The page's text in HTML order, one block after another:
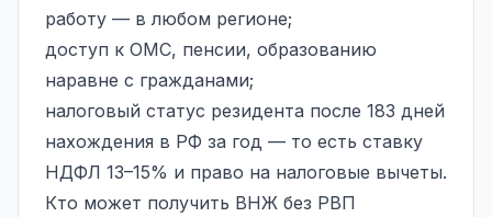
работу — в любом регионе;
доступ к ОМС, пенсии, образованию
наравне с гражданами;
налоговый статус резидента после 183 дней
нахождения в РФ за год — то есть ставку
НДФЛ 13–15% и право на налоговые вычеты.
Кто может получить ВНЖ без РВП